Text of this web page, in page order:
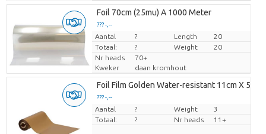
Foil 70cm (25mu) A 1000 Meter
??? -,--
Prijs per stuk
Aantal ? Length
20
Totaal:
? Weight
20
Nr heads
70+
Kweker
daan kromhout
Foil Film Golden Water-resistant 11cm X 50
??? -,--
Prijs per stuk
Aantal ? Weight
3
Totaal:
? Nr heads 11+